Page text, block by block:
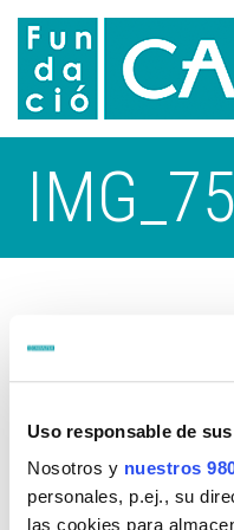
Uso responsable de
Nosotros y nuestros
personales, p.ej., su
las cookies para